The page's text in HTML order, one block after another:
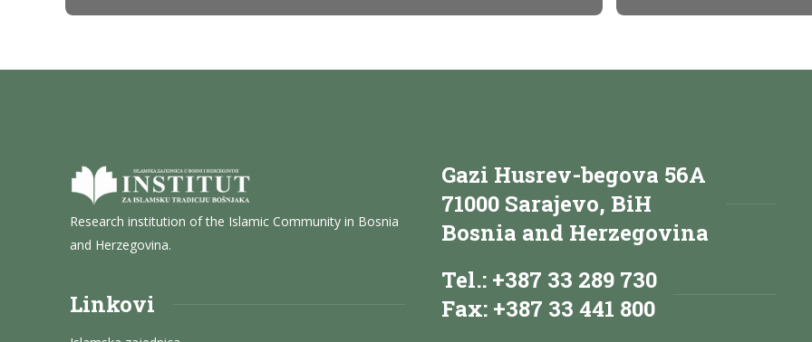
Research institution of the Islamic Community in Bosnia
and Herzegovina.
Linkovi
Gazi Husrev-begova 56A
71000 Sarajevo, BiH
Bosnia and Herzegovina
Tel.: +387 33 289 730
Fax: +387 33 441 800